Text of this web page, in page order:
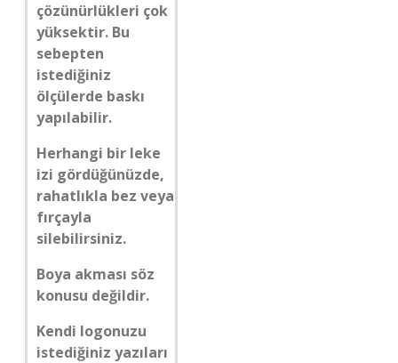
çözünürlükleri çok
yüksektir. Bu
sebepten
istediğiniz
ölçülerde baskı
yapılabilir.
Herhangi bir leke
izi gördüğünüzde,
rahatlıkla bez veya
fırçayla
silebilirsiniz.
Boya akması söz
konusu değildir.
Kendi logonuzu
istediğiniz yazıları